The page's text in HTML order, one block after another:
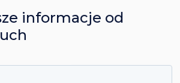
informacje od